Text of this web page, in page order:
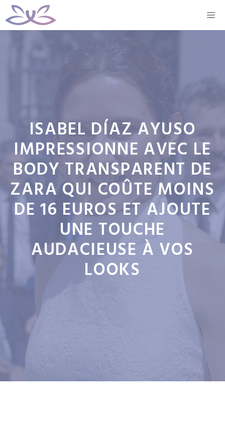
Aller
au
ISABEL DÍAZ AYUSO
IMPRESSIONNE AVEC LE
BODY TRANSPARENT DE
ZARA QUI COÛTE MOINS
DE 16 EUROS ET AJOUTE
UNE TOUCHE
AUDACIEUSE À VOS
LOOKS